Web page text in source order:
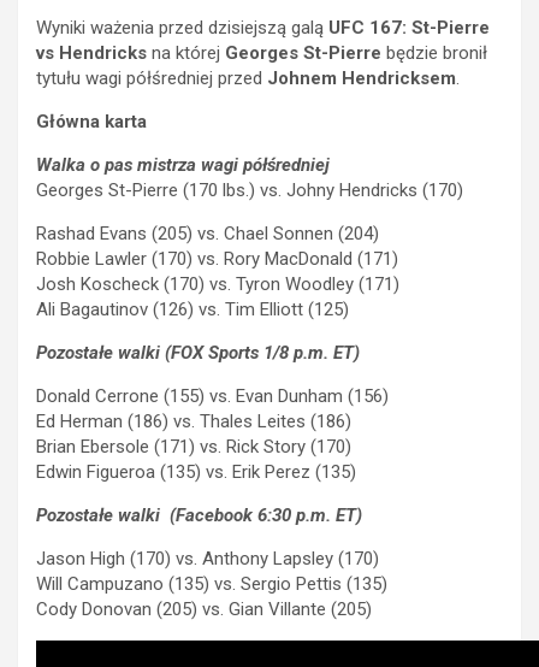
Wyniki ważenia przed dzisiejszą galą UFC 167: St-Pierre
vs Hendricks na której Georges St-Pierre będzie bronił
tytułu wagi półśredniej przed Johnem Hendricksem.
Główna karta
Walka o pas mistrza wagi półśredniej
Georges St-Pierre (170 lbs.) vs. Johny Hendricks (170)
Rashad Evans (205) vs. Chael Sonnen (204)
Robbie Lawler (170) vs. Rory MacDonald (171)
Josh Koscheck (170) vs. Tyron Woodley (171)
Ali Bagautinov (126) vs. Tim Elliott (125)
Pozostałe walki (FOX Sports 1/8 p.m. ET)
Donald Cerrone (155) vs. Evan Dunham (156)
Ed Herman (186) vs. Thales Leites (186)
Brian Ebersole (171) vs. Rick Story (170)
Edwin Figueroa (135) vs. Erik Perez (135)
Pozostałe walki (Facebook 6:30 p.m. ET)
Jason High (170) vs. Anthony Lapsley (170)
Will Campuzano (135) vs. Sergio Pettis (135)
Cody Donovan (205) vs. Gian Villante (205)